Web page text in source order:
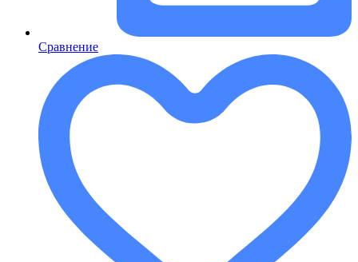
Сравнение